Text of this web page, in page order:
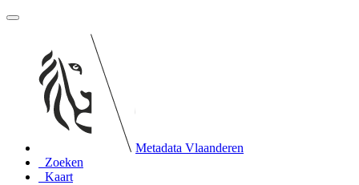
Metadata Vlaanderen
Zoeken
Kaart